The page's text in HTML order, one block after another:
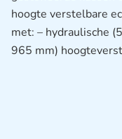
hoogte verstelbare
met: – hydraulische
965 mm)